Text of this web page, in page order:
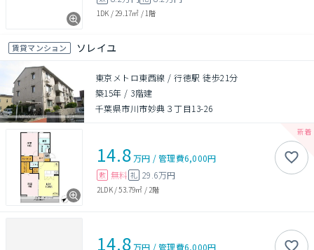
1DK / 29.17㎡ / 1階
賃貸マンション ソレイユ
東京メトロ東西線 / 行徳駅 徒歩21分
築15年 / 3階建
千葉県市川市妙典３丁目13-26
14.8万円 /管理費6,000円
敷 無料 礼 29.6万円
2LDK/53.79㎡ / 2階
14.8万円 /管理費6,000円